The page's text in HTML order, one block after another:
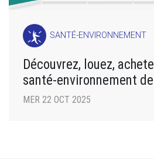
SANTÉ-ENVIRONNEMENT
Découvrez, louez,
santé-environnement de
MER 22 OCT 2025